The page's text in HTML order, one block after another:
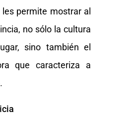
permite mostrar al
no sólo la cultura
sino también el
que caracteriza a